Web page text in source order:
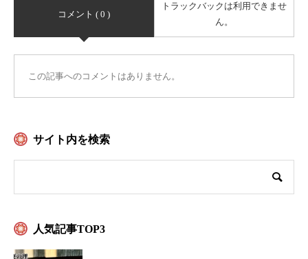
コメント ( 0 )
トラックバックは利用できませ
ん。
この記事へのコメントはありません。
サイト内を検索
人気記事TOP3